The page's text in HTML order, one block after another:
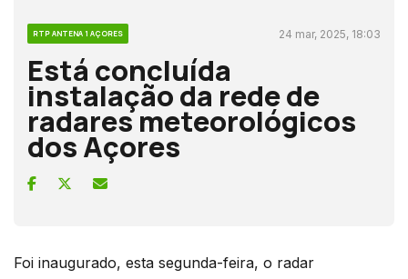
RTP ANTENA 1 AÇORES 24 mar, 2025, 18:03
Está concluída
instalação da rede de
radares meteorológicos
dos Açores
Foi inaugurado, esta segunda-feira, o radar